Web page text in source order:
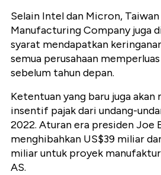
Selain Intel dan Micron,
Manufacturing Company juga
syarat mendapatkan
semua perusahaan
sebelum tahun depan.
Ketentuan yang baru juga akan
insentif pajak dari undang-
2022. Aturan era presiden Joe
menghibahkan US$39 miliar
miliar untuk proyek
AS.